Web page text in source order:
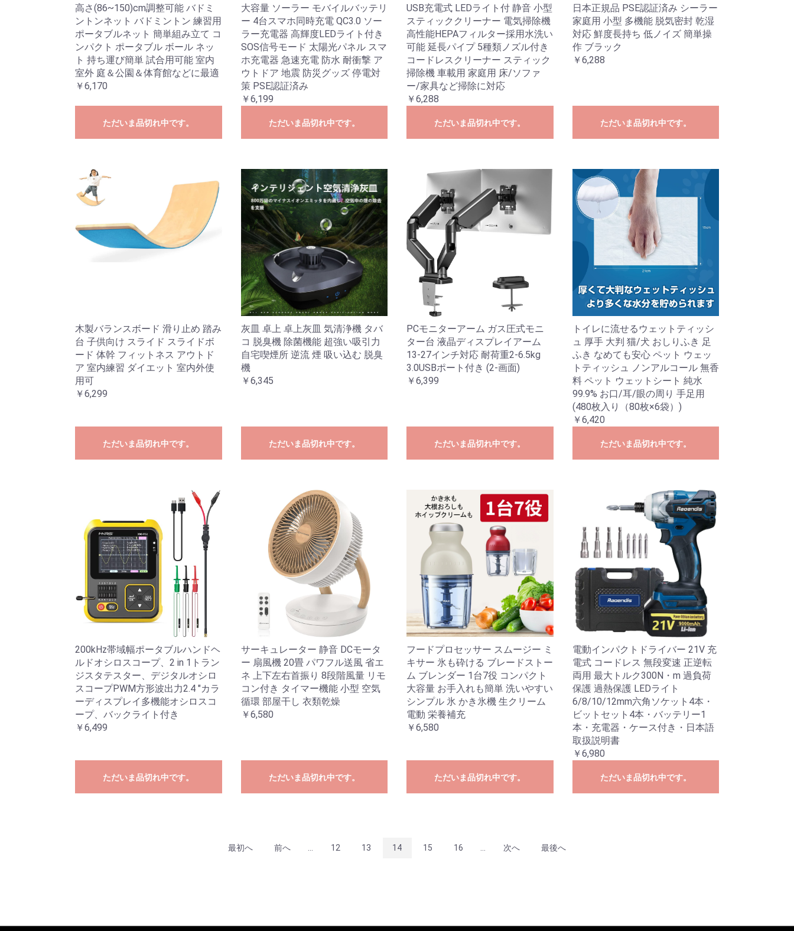
高さ(86~150)cm調整可能 バドミ
ントンネット バドミントン 練習用
ポータブルネット 簡単組み立て コ
ンパクト ポータブル ボール ネッ
ト 持ち運び簡単 試合用可能 室内
室外 庭＆公園＆体育館などに最適
￥6,170
ただいま品切れ中です。
大容量 ソーラー モバイルバッテリ
ー 4台スマホ同時充電 QC3.0 ソー
ラー充電器 高輝度LEDライト付き
SOS信号モード 太陽光パネル スマ
ホ充電器 急速充電 防水 耐衝撃 ア
ウトドア 地震 防災グッズ 停電対
策 PSE認証済み
￥6,199
ただいま品切れ中です。
USB充電式 LEDライト付 静音 小型
スティッククリーナー 電気掃除機
高性能HEPAフィルター採用水洗い
可能 延長パイプ 5種類ノズル付き
コードレスクリーナー スティック
掃除機 車載用 家庭用 床/ソファ
ー/家具など掃除に対応
￥6,288
ただいま品切れ中です。
日本正規品 PSE認証済み シーラー
家庭用 小型 多機能 脱気密封 乾湿
対応 鮮度長持ち 低ノイズ 簡単操
作 ブラック
￥6,288
ただいま品切れ中です。
木製バランスボード 滑り止め 踏み
台 子供向け スライド スライドボ
ード 体幹 フィットネス アウトド
ア 室内練習 ダイエット 室内外使
用可
￥6,299
ただいま品切れ中です。
灰皿 卓上 卓上灰皿 気清浄機 タバ
コ 脱臭機 除菌機能 超強い吸引力
自宅喫煙所 逆流 煙 吸い込む 脱臭
機
￥6,345
ただいま品切れ中です。
PCモニターアーム ガス圧式モニ
ター台 液晶ディスプレイアーム
13-27インチ対応 耐荷重2-6.5kg
3.0USBポート付き (2-画面)
￥6,399
ただいま品切れ中です。
トイレに流せるウェットティッシ
ュ 厚手 大判 猫/犬 おしりふき 足
ふき なめても安心 ペット ウェッ
トティッシュ ノンアルコール 無香
料 ペット ウェットシート 純水
99.9% お口/耳/眼の周り 手足用
(480枚入り（80枚×6袋）)
￥6,420
ただいま品切れ中です。
200kHz帯域幅ポータブルハンドヘ
ルドオシロスコープ、2 in 1トラン
ジスタテスター、デジタルオシロ
スコープPWM方形波出力2.4 "カラ
ーディスプレイ多機能オシロスコ
ープ、バックライト付き
￥6,499
ただいま品切れ中です。
サーキュレーター 静音 DCモータ
ー 扇風機 20畳 パワフル送風 省エ
ネ 上下左右首振り 8段階風量 リモ
コン付き タイマー機能 小型 空気
循環 部屋干し 衣類乾燥
￥6,580
ただいま品切れ中です。
フードプロセッサー スムージー ミ
キサー 氷も砕ける ブレードストー
ム ブレンダー 1台7役 コンパクト
大容量 お手入れも簡単 洗いやすい
シンプル 氷 かき氷機 生クリーム
電動 栄養補充
￥6,580
ただいま品切れ中です。
電動インパクトドライバー 21V 充
電式 コードレス 無段変速 正逆転
両用 最大トルク300N・m 過負荷
保護 過熱保護 LEDライト
6/8/10/12mm六角ソケット4本・
ビットセット4本・バッテリー1
本・充電器・ケース付き・日本語
取扱説明書
￥6,980
ただいま品切れ中です。
最初へ 前へ 12 13 14 15 16 次へ 最後へ